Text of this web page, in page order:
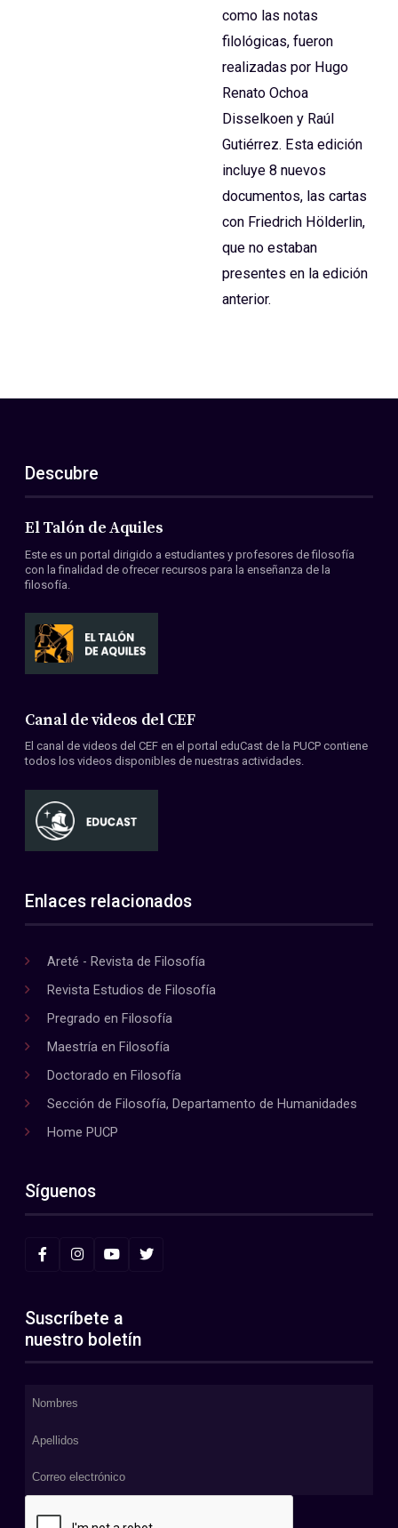
como las notas
filológicas, fueron
realizadas por Hugo
Renato Ochoa
Disselkoen y Raúl
Gutiérrez. Esta edición
incluye 8 nuevos
documentos, las cartas
con Friedrich Hölderlin,
que no estaban
presentes en la edición
anterior.
Descubre
El Talón de Aquiles
Este es un portal dirigido a estudiantes y profesores de filosofía
con la finalidad de ofrecer recursos para la enseñanza de la
filosofía.
Canal de videos del CEF
El canal de videos del CEF en el portal eduCast de la PUCP contiene
todos los videos disponibles de nuestras actividades.
Enlaces relacionados
Areté - Revista de Filosofía
Revista Estudios de Filosofía
Pregrado en Filosofía
Maestría en Filosofía
Doctorado en Filosofía
Sección de Filosofía, Departamento de Humanidades
Home PUCP
Síguenos
Suscríbete a
nuestro boletín